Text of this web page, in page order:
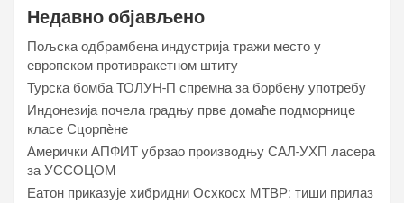
Недавно објављено
Пољска одбрамбена индустрија тражи место у
европском противракетном штиту
Турска бомба ТОЛУН-П спремна за борбену употребу
Индонезија почела градњу прве домаће подморнице
класе Сцорпèне
Амерички АПФИТ убрзао производњу САЛ-УХП ласера
за УССОЦОМ
Еатон приказује хибридни Осхкосх МТВР: тиши прилаз